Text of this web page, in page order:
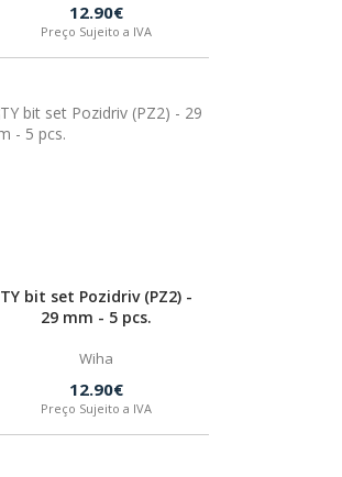
12.90€
Preço Sujeito a IVA
TY bit set Pozidriv (PZ2) -
29 mm - 5 pcs.
Wiha
12.90€
Preço Sujeito a IVA